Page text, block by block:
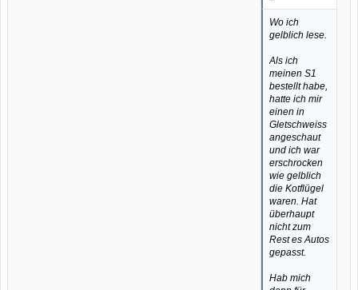
Wo ich
gelblich lese.
Als ich
meinen S1
bestellt habe,
hatte ich mir
einen in
Gletschweiss
angeschaut
und ich war
erschrocken
wie gelblich
die Kotflügel
waren. Hat
überhaupt
nicht zum
Rest es Autos
gepasst.
Hab mich